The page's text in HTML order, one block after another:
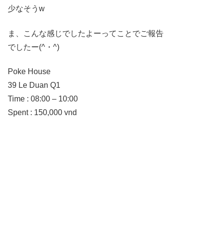
少なそうw
ま、こんな感じでしたよーってことでご報告
でしたー(^・^)
Poke House
39 Le Duan Q1
Time : 08:00 – 10:00
Spent : 150,000 vnd